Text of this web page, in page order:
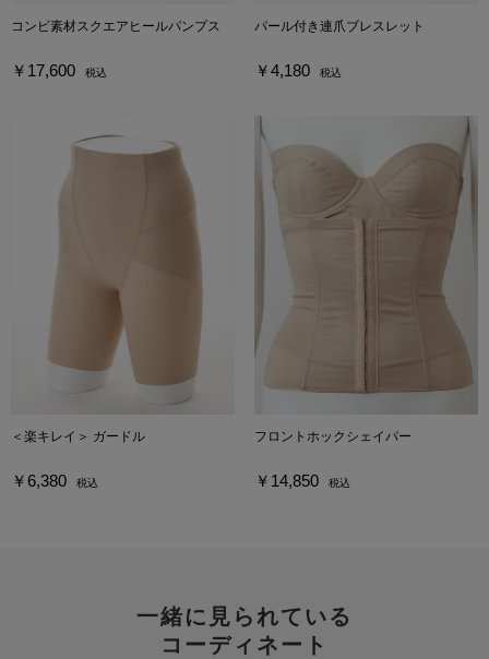
コンビ素材スクエアヒールパンプス
￥17,600 税込
パール付き連爪ブレスレット
￥4,180 税込
＜楽キレイ＞ ガードル
￥6,380 税込
フロントホックシェイパー
￥14,850 税込
一緒に見られている
コーディネート